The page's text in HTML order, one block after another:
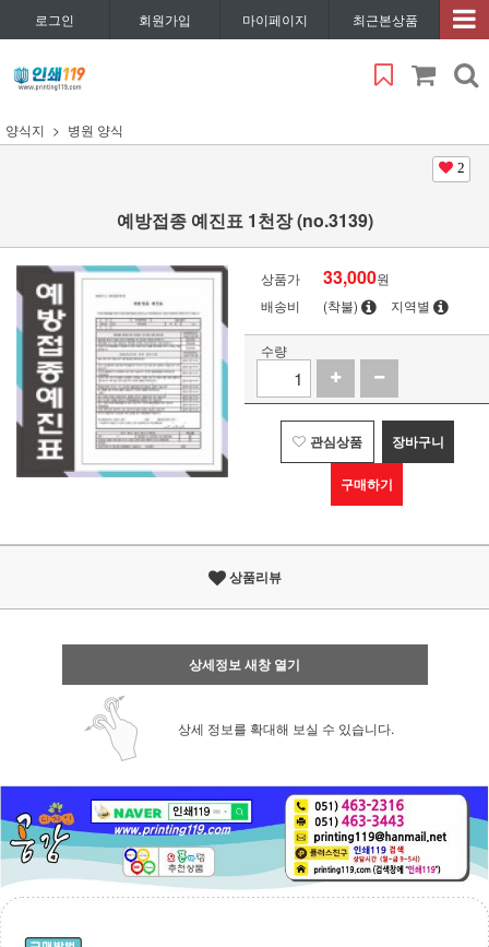
로그인 회원가입 마이페이지 최근본상품
양식지 병원 양식
2
예방접종 예진표 1천장 (no.3139)
상품가 33,000원
배송비
(착불) 지역별
수량
관심상품 장바구니
구매하기
상품리뷰
상세정보 새창 열기
상세 정보를 확대해 보실 수 있습니다.